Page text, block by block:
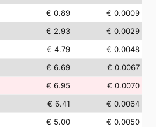
€ 0.89
€ 0.0009
€ 2.93
€ 0.0029
€ 4.79
€ 0.0048
€ 6.69
€ 0.0067
€ 6.95
€ 0.0070
€ 6.41
€ 0.0064
€ 5.00
€ 0.0050